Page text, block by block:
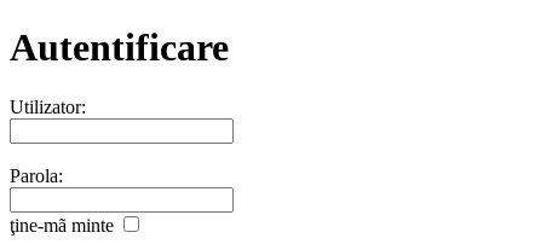
Autentificare
Utilizator:
Parola:
ţine-mã minte